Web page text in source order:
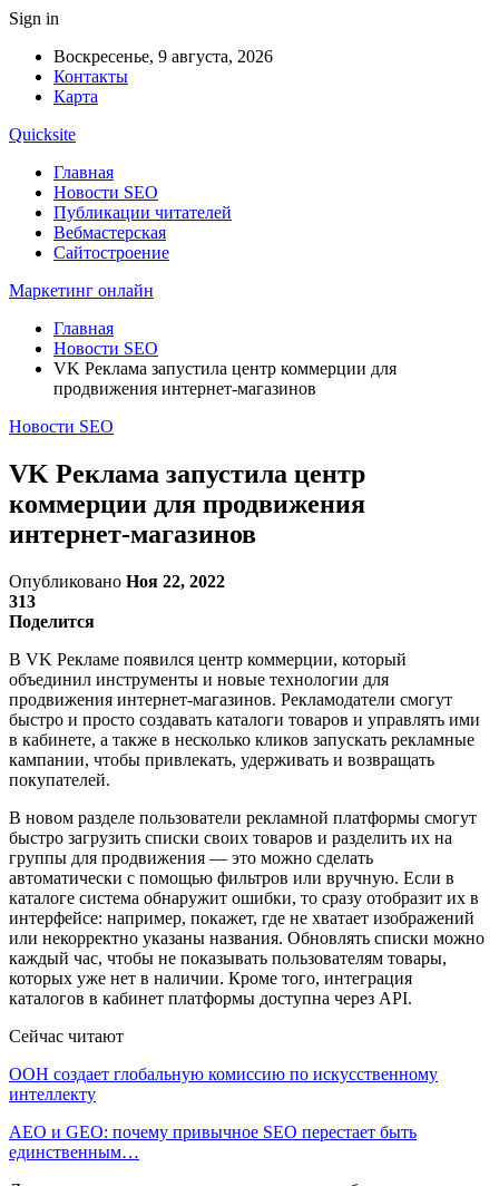
Sign in
Воскресенье, 9 августа, 2026
Контакты
Карта
Quicksite
Главная
Новости SEO
Публикации читателей
Вебмастерская
Сайтостроение
Маркетинг онлайн
Главная
Новости SEO
VK Реклама запустила центр коммерции для
продвижения интернет-магазинов
Новости SEO
VK Реклама запустила центр
коммерции для продвижения
интернет-магазинов
Опубликовано Ноя 22, 2022
313
Поделится
В VK Рекламе появился центр коммерции, который
объединил инструменты и новые технологии для
продвижения интернет-магазинов. Рекламодатели смогут
быстро и просто создавать каталоги товаров и управлять ими
в кабинете, а также в несколько кликов запускать рекламные
кампании, чтобы привлекать, удерживать и возвращать
покупателей.
В новом разделе пользователи рекламной платформы смогут
быстро загрузить списки своих товаров и разделить их на
группы для продвижения — это можно сделать
автоматически с помощью фильтров или вручную. Если в
каталоге система обнаружит ошибки, то сразу отобразит их в
интерфейсе: например, покажет, где не хватает изображений
или некорректно указаны названия. Обновлять списки можно
каждый час, чтобы не показывать пользователям товары,
которых уже нет в наличии. Кроме того, интеграция
каталогов в кабинет платформы доступна через API.
Сейчас читают
ООН создает глобальную комиссию по искусственному
интеллекту
AEO и GEO: почему привычное SEO перестает быть
единственным…